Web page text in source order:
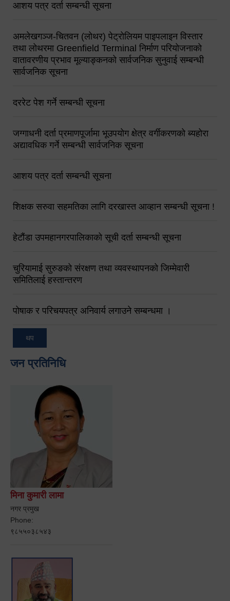
आशय पत्र दर्ता सम्बन्धी सूचना
अमलेखगञ्ज-चितवन (लोथर) पेट्रोलियम पाइपलाइन विस्तार
तथा लोथरमा Greenfield Terminal निर्माण परियोजनाको
वातावरणीय प्रभाव मूल्याङ्कनको सार्वजनिक सुनुवाई सम्बन्धी
सार्वजनिक सूचना
दररेट पेश गर्ने सम्बन्धी सूचना
जग्गाधनी दर्ता प्रमाणपूर्जामा भूउपयोग क्षेत्र वर्गीकरणको ब्यहोरा
अद्यावधिक गर्ने सम्बन्धी सार्वजनिक सूचना
आशय पत्र दर्ता सम्बन्धी सूचना
शिक्षक सरुवा सहमतिका लागि दरखास्त आव्हान सम्बन्धी सूचना !
हेटौंडा उपमहानगरपालिकाको सूची दर्ता सम्बन्धी सूचना
चुरियामाई सुरुङको संरक्षण तथा व्यवस्थापनको जिम्मेवारी
समितिलाई हस्तान्तरण
पोषाक र परिचयपत्र अनिवार्य लगाउने सम्बन्धमा ।
थप
जन प्रतिनिधि
मिना कुमारी लामा
नगर प्रमुख
Phone:
९८५५०३८५४३